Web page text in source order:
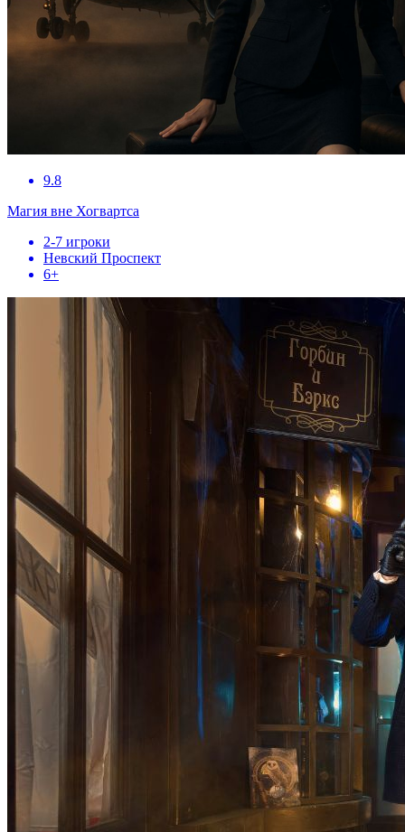
9.8
Магия вне Хогвартса
2-7 игроки
Невский Проспект
6+